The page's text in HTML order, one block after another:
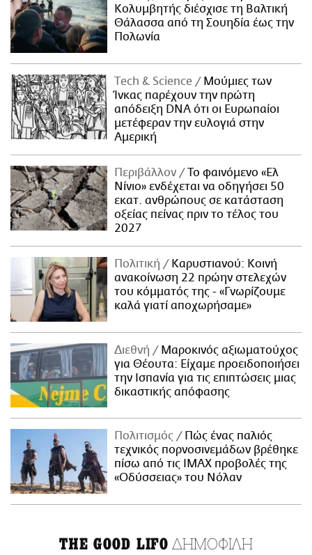
Κολυμβητής διέσχισε τη Βαλτική
Θάλασσα από τη Σουηδία έως την
Πολωνία
Τech & Science
Μούμιες των
Ίνκας παρέχουν την πρώτη
απόδειξη DNA ότι οι Ευρωπαίοι
μετέφεραν την ευλογιά στην
Αμερική
Περιβάλλον
Το φαινόμενο «Ελ
Νίνιο» ενδέχεται να οδηγήσει 50
εκατ. ανθρώπους σε κατάσταση
οξείας πείνας πριν το τέλος του
2027
Πολιτική
Καρυστιανού: Κοινή
ανακοίνωση 22 πρώην στελεχών
του κόμματός της - «Γνωρίζουμε
καλά γιατί αποχωρήσαμε»
Διεθνή
Μαροκινός αξιωματούχος
για Θέουτα: Είχαμε προειδοποιήσει
την Ισπανία για τις επιπτώσεις μιας
δικαστικής απόφασης
Πολιτισμός
Πώς ένας παλιός
τεχνικός πορνοσινεμάδων βρέθηκε
πίσω από τις IMAX προβολές της
«Οδύσσειας» του Νόλαν
THE GOOD LIFO ΔΗΜΟΦΙΛΗ